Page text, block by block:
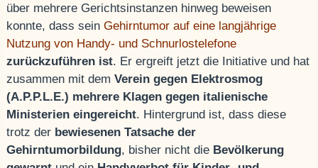
über mehrere Gerichtsinstanzen hinweg beweisen
konnte, dass sein Gehirntumor auf eine langjährige
Nutzung von Handy- und Schnurlostelefone
zurückzuführen ist. Er ergreift jetzt die Initiative und hat
zusammen mit demVerein gegen Elektrosmog
(A.P.P.L.E.) mehrere Klagen gegen italienische
Ministerien eingereicht. Hintergrund ist, dass diese
trotz der bewiesenen Tatsache der
Gehirntumorbildung, bisher nicht die Bevölkerung